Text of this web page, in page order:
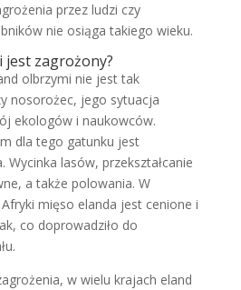
przez ludzi czy
nie osiąga takiego wieku.
jest zagrożony?
olbrzymi nie jest tak
nosorożec, jego sytuacja
ekologów i naukowców.
dla tego gatunku jest
Wycinka lasów, przekształcanie
a także polowania. W
mięso elanda jest cenione i
co doprowadziło do
w wielu krajach eland